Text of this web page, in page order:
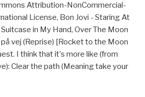
Attribution-NonCommercial-
License, Bon Jovi - Staring At
in My Hand, Over The Moon
vej (Reprise) [Rocket to the Moon
I think that it's more like (from
Clear the path (Meaning take your